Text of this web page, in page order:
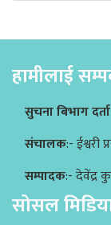
हामीलाई
सुचना बिभाग
संचालक:- ईश्वरी
सम्पादक:- देवेंद्र
सोसल